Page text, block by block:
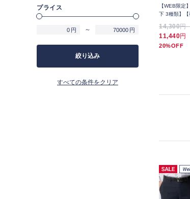
スマート ビジカジ パンツ
単品 接触冷感 組織無地 裾
12%OFF
クス 千鳥 裾上げ未
円 （税込）
16%OFF
【WEB限定
下 3種類】【
ラックス 3本
14,300円
11,440円
20%OFF
プライス
円 ～ 円
絞り込み
すべての条件をクリア